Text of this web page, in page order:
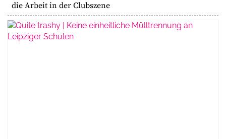
die Arbeit in der Clubszene